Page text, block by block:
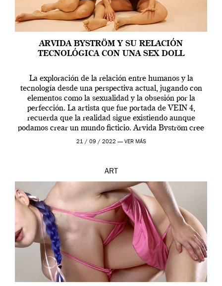
ARVIDA BYSTRÖM Y SU RELACIÓN
TECNOLÓGICA CON UNA SEX DOLL
La exploración de la relación entre humanos y la
tecnología desde una perspectiva actual, jugando con
elementos como la sexualidad y la obsesión por la
perfección. La artista que fue portada de VEIN 4,
recuerda que la realidad sigue existiendo aunque
podamos crear un mundo ficticio. Arvida Byström cree
que los humanos tienen un complejo […]
21 / 09 / 2022 — VER MÁS
ART